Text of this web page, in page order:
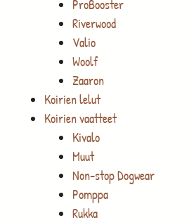
ProBooster
Riverwood
Valio
Woolf
Zaaron
Koirien lelut
Koirien vaatteet
Kivalo
Muut
Non-stop Dogwear
Pomppa
Rukka